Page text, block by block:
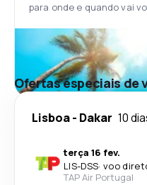
para onde e quando vai
Ofertas especiais de
Lisboa- Dakar 10
terça 16 fev.
LIS-DSS· voo
TAP Air Portugal